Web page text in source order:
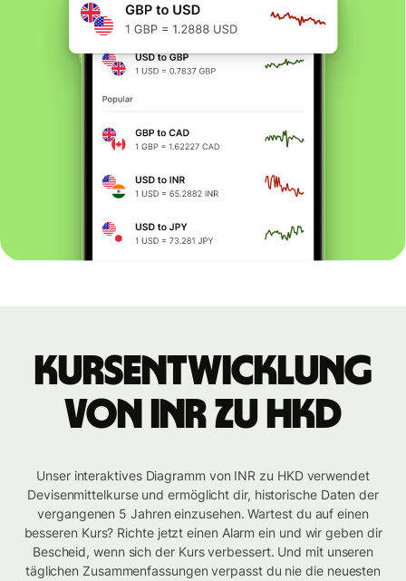
Kursentwicklung
von INR zu HKD
Unser interaktives Diagramm von INR zu HKD verwendet
Devisenmittelkurse und ermöglicht dir, historische Daten der
vergangenen 5 Jahren einzusehen. Wartest du auf einen
besseren Kurs? Richte jetzt einen Alarm ein und wir geben dir
Bescheid, wenn sich der Kurs verbessert. Und mit unseren
täglichen Zusammenfassungen verpasst du nie die neuesten